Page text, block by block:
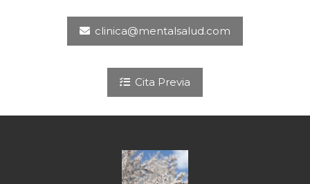
clinica@mentalsalud.com
Cita Previa